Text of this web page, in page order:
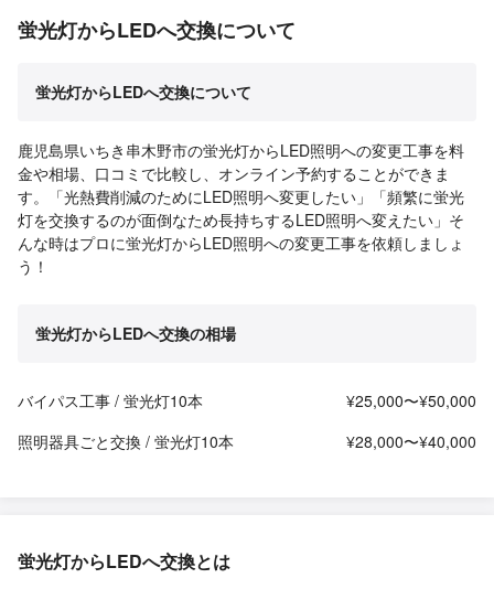
蛍光灯からLEDへ交換について
蛍光灯からLEDへ交換について
鹿児島県いちき串木野市の蛍光灯からLED照明への変更工事を料
金や相場、口コミで比較し、オンライン予約することができま
す。「光熱費削減のためにLED照明へ変更したい」「頻繁に蛍光
灯を交換するのが面倒なため長持ちするLED照明へ変えたい」そ
んな時はプロに蛍光灯からLED照明への変更工事を依頼しましょ
う！
蛍光灯からLEDへ交換の相場
バイパス工事 / 蛍光灯10本
¥25,000〜¥50,000
照明器具ごと交換 / 蛍光灯10本
¥28,000〜¥40,000
蛍光灯からLEDへ交換とは